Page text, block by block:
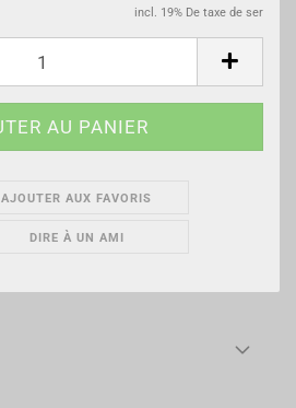
incl. 19% De taxe de ser
AJOUTER AUX FAVORIS
DIRE À UN AMI